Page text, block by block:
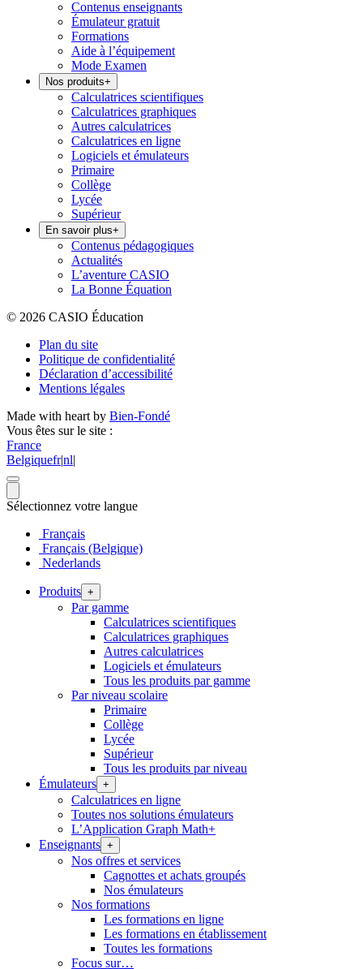
Contenus enseignants
Émulateur gratuit
Formations
Aide à l’équipement
Mode Examen
Nos produits+
Calculatrices scientifiques
Calculatrices graphiques
Autres calculatrices
Calculatrices en ligne
Logiciels et émulateurs
Primaire
Collège
Lycée
Supérieur
En savoir plus+
Contenus pédagogiques
Actualités
L’aventure CASIO
La Bonne Équation
© 2026 CASIO Éducation
Plan du site
Politique de confidentialité
Déclaration d’accessibilité
Mentions légales
Made with heart by Bien-Fondé
Vous êtes sur le site :
France
Belgiquefr|nl|
Sélectionnez votre langue
Français
Français (Belgique)
Nederlands
Produits +
Par gamme
Calculatrices scientifiques
Calculatrices graphiques
Autres calculatrices
Logiciels et émulateurs
Tous les produits par gamme
Par niveau scolaire
Primaire
Collège
Lycée
Supérieur
Tous les produits par niveau
Émulateurs +
Calculatrices en ligne
Toutes nos solutions émulateurs
L’Application Graph Math+
Enseignants +
Nos offres et services
Cagnottes et achats groupés
Nos émulateurs
Nos formations
Les formations en ligne
Les formations en établissement
Toutes les formations
Focus sur…